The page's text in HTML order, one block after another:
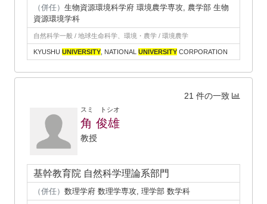
（併任） 生物資源環境科学府 環境農学専攻, 農学部 生物
資源環境学科
自然科学一般 / 地球生命科学、環境・農学 / 環境農学
KYUSHU UNIVERSITY , NATIONAL UNIVERSITY CORPORATION
21 件の一致
スミ トシオ
角 俊雄
教授
基幹教育院 自然科学理論系部門
（併任） 数理学府 数理学専攻, 理学部 数学科